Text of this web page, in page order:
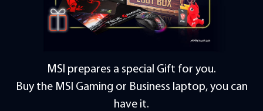
MSI prepares a special Gift for you.
Buy the MSI Gaming or Business laptop, you can
have it.